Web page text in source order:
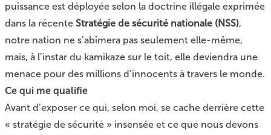
puissance est déployée selon la doctrine illégale exprimée
dans la récente Stratégie de sécurité nationale (NSS),
notre nation ne s’abîmera pas seulement elle-même,
mais, à l’instar du kamikaze sur le toit, elle deviendra une
menace pour des millions d’innocents à travers le monde.
Ce qui me qualifie
Avant d’exposer ce qui, selon moi, se cache derrière cette
« stratégie de sécurité » insensée et ce que nous devons